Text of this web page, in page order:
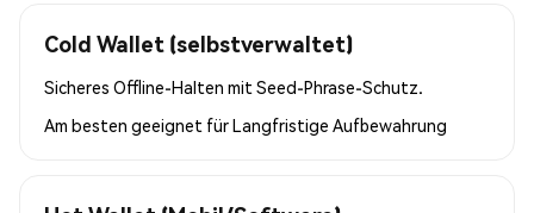
Cold Wallet (selbstverwaltet)
Sicheres Offline-Halten mit Seed-Phrase-Schutz.
Am besten geeignet fürLangfristige Aufbewahrung